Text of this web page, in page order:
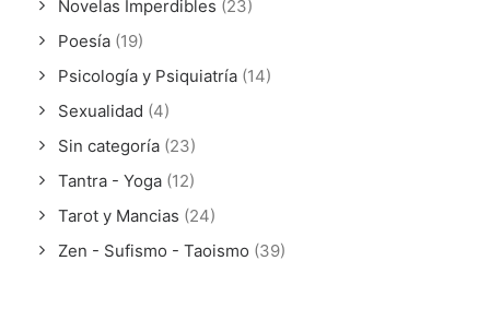
Novelas Imperdibles (23)
Poesía (19)
Psicología y Psiquiatría (14)
Sexualidad (4)
Sin categoría (23)
Tantra - Yoga (12)
Tarot y Mancias (24)
Zen - Sufismo - Taoismo (39)